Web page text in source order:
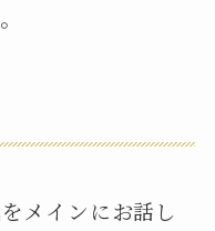
メインにお話し